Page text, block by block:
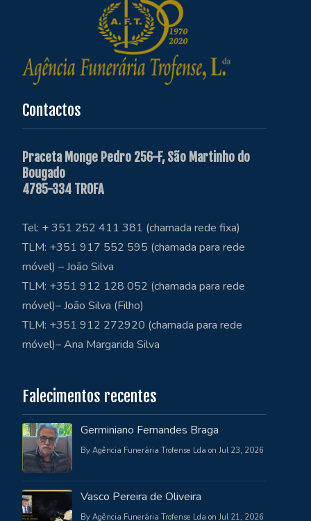
Contactos
Praceta Monge Pedro 256-F, São Martinho do
Bougado
4785-334 TROFA
Tel: + 351 252 411 381 (chamada rede fixa)
TLM: +351 917 552 595 (chamada para rede
móvel) – João Silva
TLM: +351 912 128 052 (chamada para rede
móvel)– João Silva (Filho)
TLM: +351 912 272920 (chamada para rede
móvel)– Ana Margarida Silva
Falecimentos recentes
Germiniano Fernandes Braga
By Agência Funerária Trofense Lda on Jul 23, 2026
Vasco Pereira de Oliveira
By Agência Funerária Trofense Lda on Jul 21, 2026